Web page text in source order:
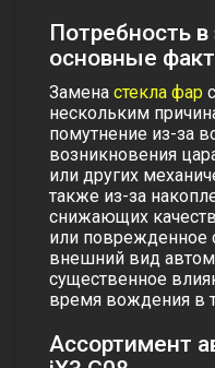
Потребность
основные
Замена стекла фар
нескольким
помутнение из-за
возникновения
или других
также из-за
снижающих
или поврежденное
внешний вид
существенное
время вождения в
Ассортимент